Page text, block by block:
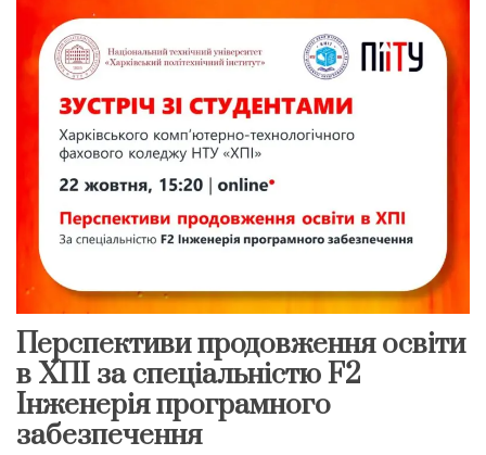
Перспективи продовження освіти
в ХПІ за спеціальністю F2
Інженерія програмного
забезпечення